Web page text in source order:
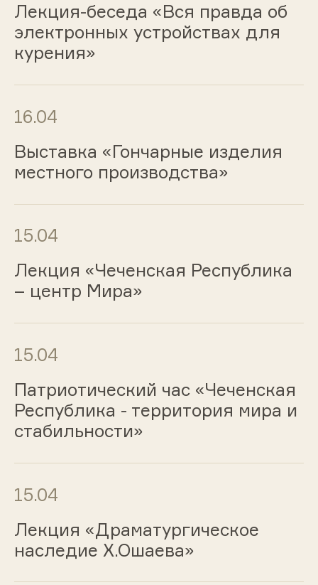
Лекция-беседа «Вся правда об
электронных устройствах для
курения»
16.04
Выставка «Гончарные изделия
местного производства»
15.04
Лекция «Чеченская Республика
– центр Мира»
15.04
Патриотический час «Чеченская
Республика - территория мира и
стабильности»
15.04
Лекция «Драматургическое
наследие Х.Ошаева»